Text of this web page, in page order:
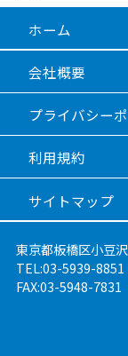
ホーム
会社概要
プライバシー
利用規約
サイトマップ
東京都板橋区小豆
TEL:03-5939-8851
FAX:03-5948-7831